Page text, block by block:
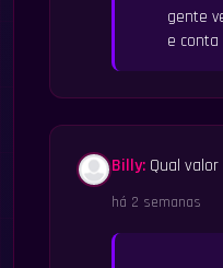
gente
e conta
Billy: Qual
há 2 semanas